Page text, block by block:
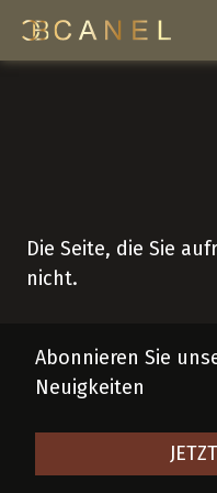
content
Die Seite, die Sie
nicht.
Abonnieren Sie
Neuigkeiten